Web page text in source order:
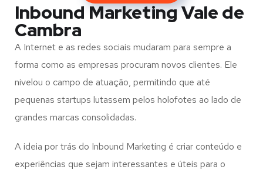
Inbound Marketing Vale de
Cambra
A Internet e as redes sociais mudaram para sempre a
forma como as empresas procuram novos clientes. Ele
nivelou o campo de atuação, permitindo que até
pequenas startups lutassem pelos holofotes ao lado de
grandes marcas consolidadas.
A ideia por trás do Inbound Marketing é criar conteúdo e
experiências que sejam interessantes e úteis para o